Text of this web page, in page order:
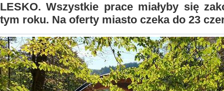
LESKO. Wszystkie prace miałyby się
tym roku. Na oferty miasto czeka do 23